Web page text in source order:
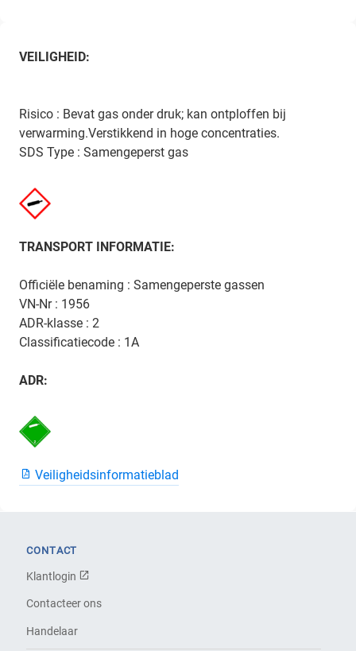
VEILIGHEID:
Risico : Bevat gas onder druk; kan ontploffen bij
verwarming.Verstikkend in hoge concentraties.
SDS Type : Samengeperst gas
TRANSPORT INFORMATIE:
Officiële benaming : Samengeperste gassen
VN-Nr : 1956
ADR-klasse : 2
Classificatiecode : 1A
ADR:
Veiligheidsinformatieblad
CONTACT
Klantlogin
Contacteer ons
Handelaar